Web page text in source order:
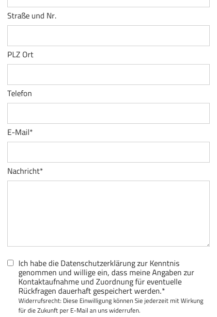
Straße und Nr.
PLZ Ort
Telefon
E-Mail*
Nachricht*
Ich habe dieDatenschutzerklärungzur Kenntnis
genommen und willige ein, dass meine Angaben zur
Kontaktaufnahme und Zuordnung für eventuelle
Rückfragen dauerhaft gespeichert werden.*
Widerrufsrecht: Diese Einwilligung können Sie jederzeit mit Wirkung
für die Zukunft per E-Mail an uns widerrufen.